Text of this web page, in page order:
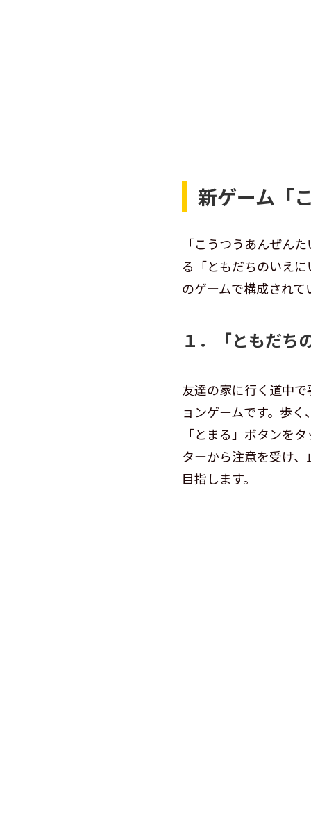
新ゲーム「
「こうつうあんぜん
る「ともだちのいえ
のゲームで構成されて
１．「ともだち
友達の家に行く道中
ョンゲームです。歩
「とまる」ボタンを
ターから注意を受け
目指します。